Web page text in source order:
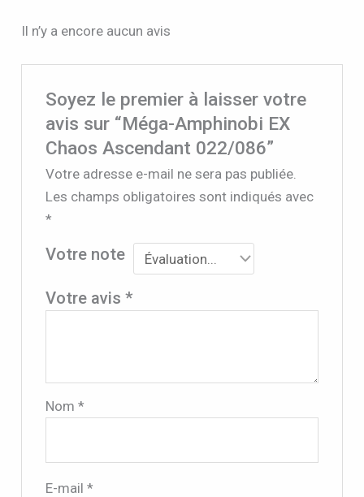
Il n’y a encore aucun avis
Soyez le premier à laisser votre
avis sur “Méga-Amphinobi EX
Chaos Ascendant 022/086”
Votre adresse e-mail ne sera pas publiée.
Les champs obligatoires sont indiqués avec
*
Votre note
Votre avis *
Nom *
E-mail *